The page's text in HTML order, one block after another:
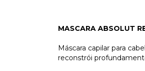
MASCARA ABSOLUT
Máscara capilar para
reconstrói